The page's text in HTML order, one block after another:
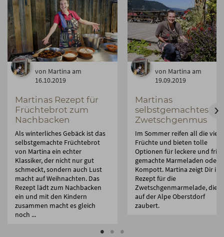
von Martina am
16.10.2019
Martinas Rezept für
Früchtebrot zum
Nachbacken
Als winterliches Gebäck ist das
selbstgemachte Früchtebrot
von Martina ein echter
Klassiker, der nicht nur gut
schmeckt, sondern auch Lust
macht auf Weihnachten. Das
Rezept lädt zum Nachbacken
ein und mit den Kindern
zusammen macht es gleich
noch ...
von Martina am
19.09.2019
Martinas
selbstgemachtes
Zwetschgenmus
Im Sommer reifen all die
Früchte und bieten tolle
Optionen für leckere und
gemachte Marmeladen oder
Kompott. Martina zeigt Dir ihr
Rezept für die
Zwetschgenmarmelade, die
auf der Alpe Oberstdorf
zaubert.